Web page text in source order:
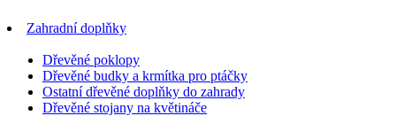
Zahradní doplňky
Dřevěné poklopy
Dřevěné budky a krmítka pro ptáčky
Ostatní dřevěné doplňky do zahrady
Dřevěné stojany na květináče